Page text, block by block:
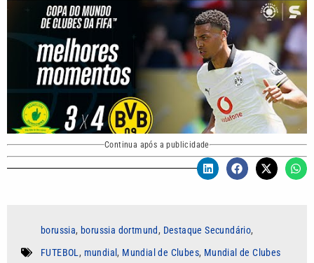
Continua após a publicidade
borussia, borussia dortmund , Destaque Secundário,
FUTEBOL , mundial , Mundial de Clubes, Mundial de Clubes